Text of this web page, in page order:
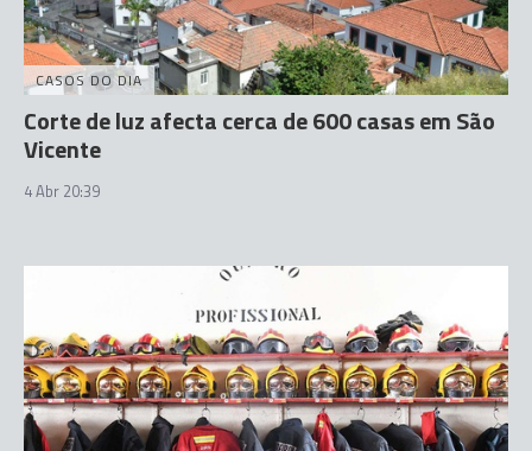
CASOS DO DIA
Corte de luz afecta cerca de 600 casas em São
Vicente
4 Abr 20:39